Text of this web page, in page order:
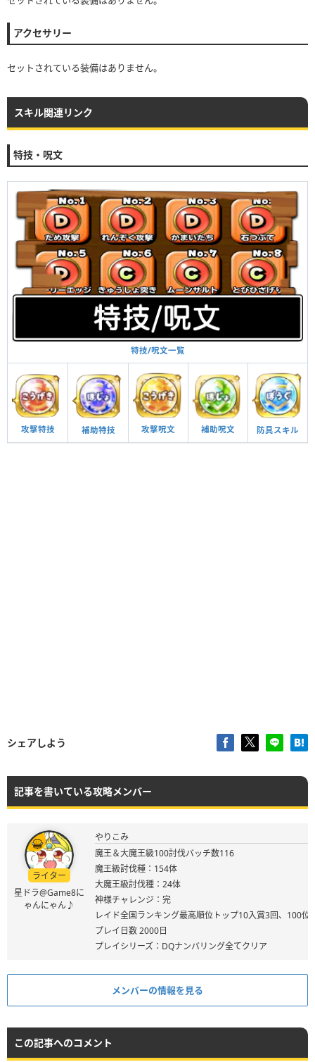
アクセサリー
セットされている装備はありません。
スキル関連リンク
特技・呪文
特技/呪文一覧
攻撃特技 補助特技 攻撃呪文 補助呪文 防具スキル
シェアしよう
記事を書いている攻略メンバー
ライター
星ドラ@Game8に
ゃんにゃん♪
やりこみ
魔王＆大魔王級100討伐バッチ数116
魔王級討伐種：154体
大魔王級討伐種：24体
神様チャレンジ：完
レイド全国ランキング最高順位トップ10入賞3回、100位
プレイ日数 2000日
プレイシリーズ：DQナンバリング全てクリア
メンバーの情報を見る
この記事へのコメント